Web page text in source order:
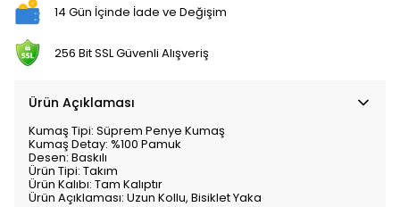
14 Gün İçinde İade ve Değişim
256 Bit SSL Güvenli Alışveriş
Ürün Açıklaması
Kumaş Tipi: Süprem Penye Kumaş
Kumaş Detay: %100 Pamuk
Desen: Baskılı
Ürün Tipi: Takım
Ürün Kalıbı: Tam Kalıptır
Ürün Açıklaması: Uzun Kollu, Bisiklet Yaka